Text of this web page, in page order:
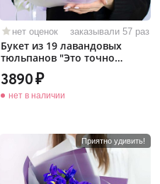
нет оценок заказывали 57 раз
Букет из 19 лавандовых
тюльпанов "Это точно
любовь!"
3890
нет в наличии
Приятно удивить!